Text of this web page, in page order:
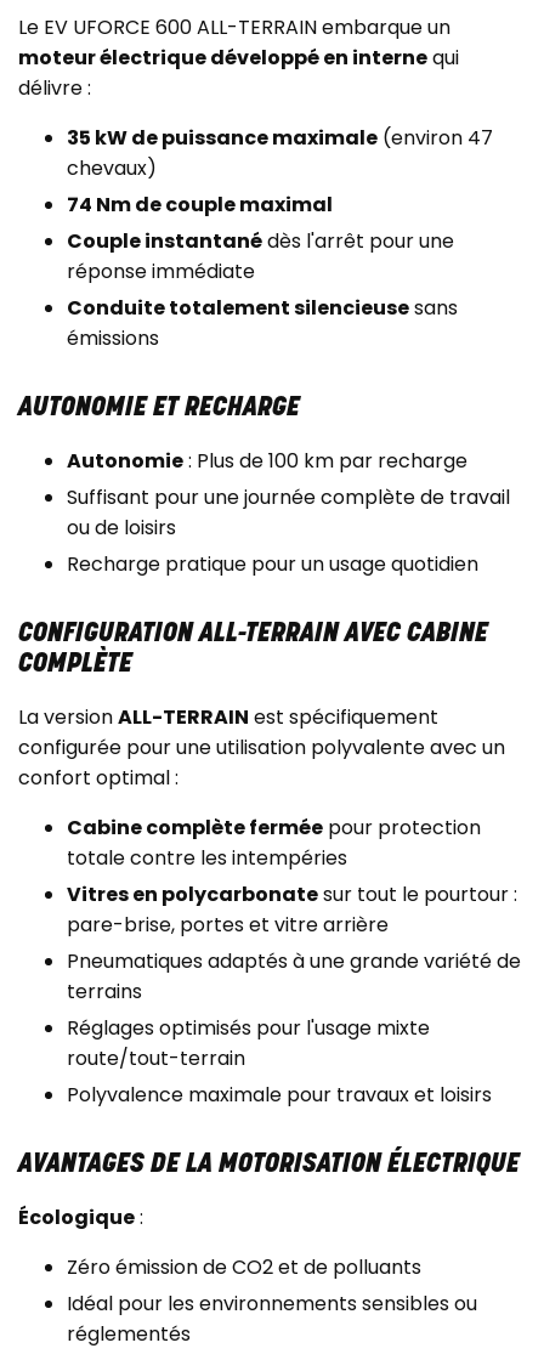
Le EV UFORCE 600 ALL-TERRAIN embarque un
moteur électrique développé en internequi
délivre :
35 kW de puissance maximale (environ 47
chevaux)
74 Nm de couple maximal
Couple instantanédès l'arrêt pour une
réponse immédiate
Conduite totalement silencieusesans
émissions
AUTONOMIE ET RECHARGE
Autonomie: Plus de 100 km par recharge
Suffisant pour une journée complète de travail
ou de loisirs
Recharge pratique pour un usage quotidien
CONFIGURATION ALL-TERRAIN AVEC CABINE
COMPLÈTE
La versionALL-TERRAIN est spécifiquement
configurée pour une utilisation polyvalente avec un
confort optimal :
Cabine complète fermée pour protection
totale contre les intempéries
Vitres en polycarbonatesur tout le pourtour :
pare-brise, portes et vitre arrière
Pneumatiques adaptés à une grande variété de
terrains
Réglages optimisés pour l'usage mixte
route/tout-terrain
Polyvalence maximale pour travaux et loisirs
AVANTAGES DE LA MOTORISATION ÉLECTRIQUE
Écologique:
Zéro émission de CO2 et de polluants
Idéal pour les environnements sensibles ou
réglementés